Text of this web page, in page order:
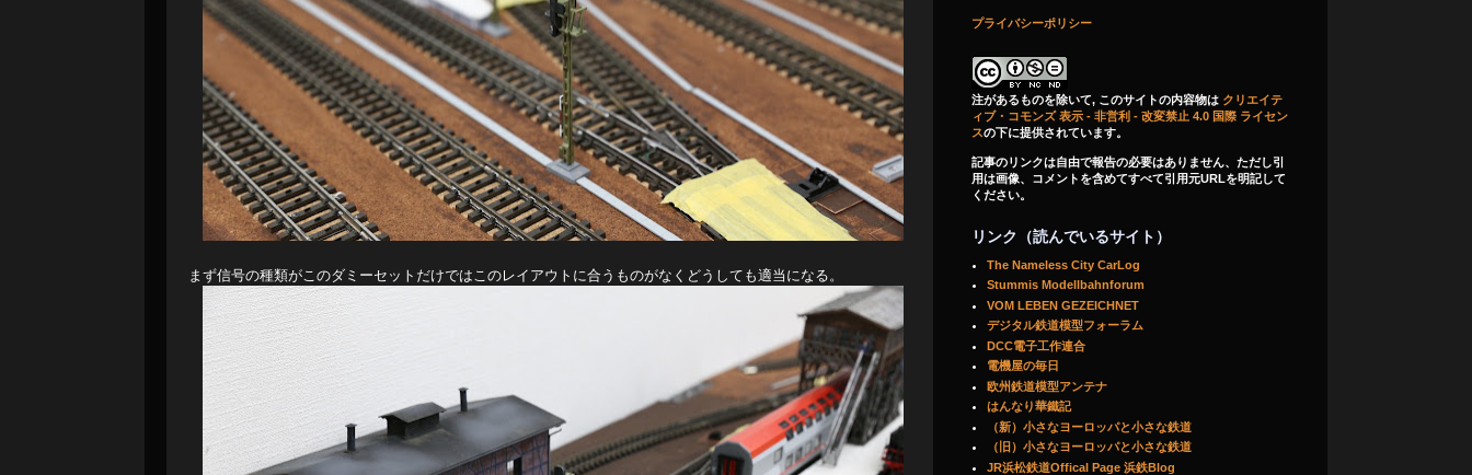
まず信号の種類がこのダミーセットだけではこのレイアウトに合うものがなくどうしても適当になる。
プライバシーポリシー
注があるものを除いて, このサイトの内容物は クリエイテ
ィブ・コモンズ 表示 - 非営利 - 改変禁止 4.0 国際 ライセン
スの下に提供されています。
記事のリンクは自由で報告の必要はありません、ただし引
用は画像、コメントを含めてすべて引用元URLを明記して
ください。
リンク（読んでいるサイト）
The Nameless City CarLog
Stummis Modellbahnforum
VOM LEBEN GEZEICHNET
デジタル鉄道模型フォーラム
DCC電子工作連合
電機屋の毎日
欧州鉄道模型アンテナ
はんなり華鐵記
（新）小さなヨーロッパと小さな鉄道
（旧）小さなヨーロッパと小さな鉄道
JR浜松鉄道Offical Page 浜鉄Blog